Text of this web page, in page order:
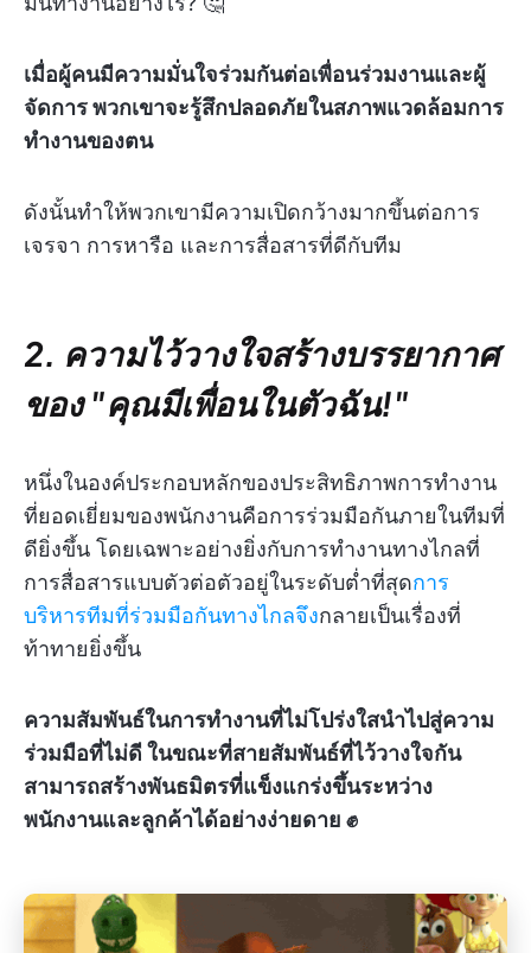
เมื่อผู้คนมีความมั่นใจร่วมกันต่อเพื่อนร่วมงานและผู้
จัดการ พวกเขาจะรู้สึกปลอดภัยในสภาพแวดล้อมการ
ทำงานของตน
ดังนั้นทำให้พวกเขามีความเปิดกว้างมากขึ้นต่อการ
เจรจา การหารือ และการสื่อสารที่ดีกับทีม
2. ความไว้วางใจสร้างบรรยากาศ
ของ "คุณมีเพื่อนในตัวฉัน!"
หนึ่งในองค์ประกอบหลักของประสิทธิภาพการทำงาน
ที่ยอดเยี่ยมของพนักงานคือการร่วมมือกันภายในทีมที่
ดียิ่งขึ้น โดยเฉพาะอย่างยิ่งกับการทำงานทางไกลที่
การสื่อสารแบบตัวต่อตัวอยู่ในระดับต่ำที่สุดการ
บริหารทีมที่ร่วมมือกันทางไกลจึงกลายเป็นเรื่องที่
ท้าทายยิ่งขึ้น
ความสัมพันธ์ในการทำงานที่ไม่โปร่งใสนำไปสู่ความ
ร่วมมือที่ไม่ดี ในขณะที่สายสัมพันธ์ที่ไว้วางใจกัน
สามารถสร้างพันธมิตรที่แข็งแกร่งขึ้นระหว่าง
พนักงานและลูกค้าได้อย่างง่ายดาย ✊